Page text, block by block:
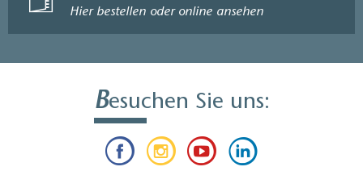
Hier bestellen oder online ansehen
Besuchen Sie uns: